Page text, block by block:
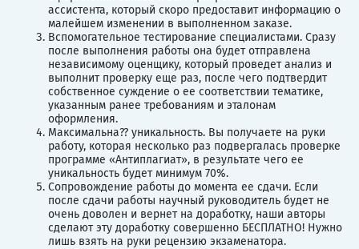
ассистента, который скоро предоставит информацию о
малейшем изменении в выполненном заказе.
Вспомогательное тестирование специалистами. Сразу
после выполнения работы она будет отправлена
независимому оценщику, который проведет анализ и
выполнит проверку еще раз, после чего подтвердит
собственное суждение о ее соответствии тематике,
указанным ранее требованиям и эталонам
оформления.
Максимальна?? уникальность. Вы получаете на руки
работу, которая несколько раз подвергалась проверке
программе «Антиплагиат», в результате чего ее
уникальность будет минимум 70%.
Сопровождение работы до момента ее сдачи. Если
после сдачи работы научный руководитель будет не
очень доволен и вернет на доработку, наши авторы
сделают эту доработку совершенно БЕСПЛАТНО! Нужно
лишь взять на руки рецензию экзаменатора.